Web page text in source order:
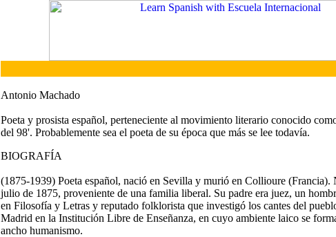
Antonio Machado
Poeta y prosista español, perteneciente al movimiento literario conocido
del 98'. Probablemente sea el poeta de su época que más se lee todavía.
BIOGRAFÍA
(1875-1939) Poeta español, nació en Sevilla y murió en Collioure (Francia).
julio de 1875, proveniente de una familia liberal. Su padre era juez, un
en Filosofía y Letras y reputado folklorista que investigó los cantes del
Madrid en la Institución Libre de Enseñanza, en cuyo ambiente laico se
ancho humanismo.